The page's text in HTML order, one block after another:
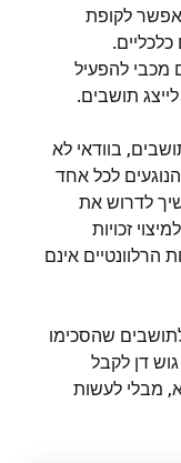
לקופת
מכבי להפעיל
תושבים.
בוודאי לא
לכל אחד
לדרוש את
זכויות
הרלוונטיים אינם
שהסכימו
דן לקבל
מבלי לעשות